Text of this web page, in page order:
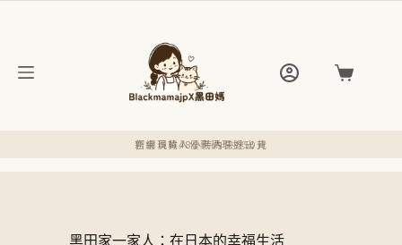
購
新會員輸入優惠碼現折50元
官網現貨48小時內快速出貨
黑田家一家人：在日本的幸福生活